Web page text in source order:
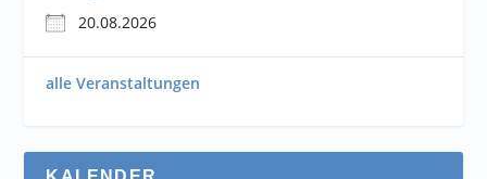
20.08.2026
alle Veranstaltungen